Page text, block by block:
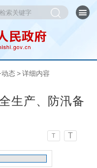
动态 > 详细内容
生产、防汛备
T T